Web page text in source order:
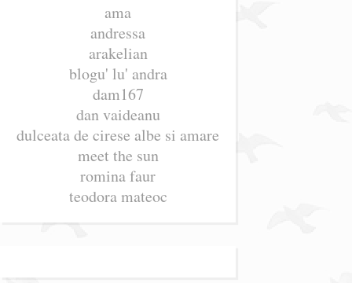
ama
andressa
arakelian
blogu' lu' andra
dam167
dan vaideanu
dulceata de cirese albe si amare
meet the sun
romina faur
teodora mateoc